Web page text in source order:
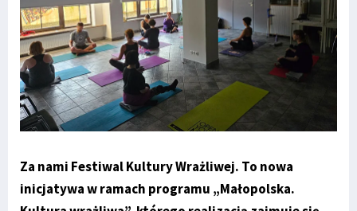
Za nami Festiwal Kultury Wrażliwej. To nowa
inicjatywa w ramach programu „Małopolska.